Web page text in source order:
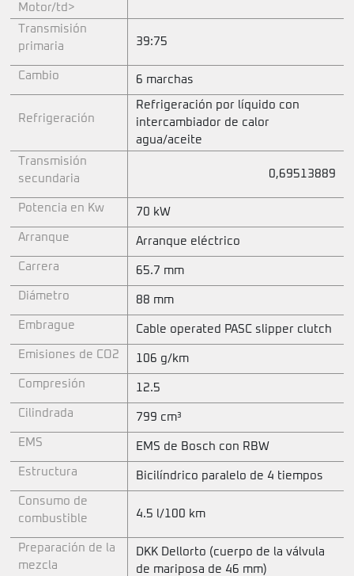
Motor/td>
Transmisión
primaria
39:75
Cambio 6 marchas
Refrigeración
Refrigeración por líquido con
intercambiador de calor
agua/aceite
Transmisión
secundaria
0,69513889
Potencia en Kw 70 kW
Arranque Arranque eléctrico
Carrera 65.7 mm
Diámetro 88 mm
Embrague Cable operated PASC slipper clutch
Emisiones de CO2 106 g/km
Compresión 12.5
Cilindrada 799 cm³
EMS EMS de Bosch con RBW
Estructura Bicilíndrico paralelo de 4 tiempos
Consumo de
combustible
4.5 l/100 km
Preparación de la
mezcla
DKK Dellorto (cuerpo de la válvula
de mariposa de 46 mm)